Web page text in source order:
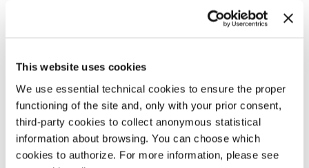
This website uses cookies
We use essential technical cookies to ensure the proper
functioning of the site and, only with your prior consent,
third-party cookies to collect anonymous statistical
information about browsing. You can choose which
cookies to authorize. For more information, please see